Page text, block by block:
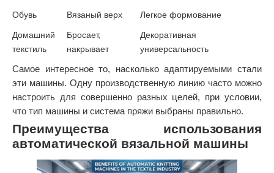
Обувь Вязаный верх Легкое формование
Домашний
текстиль
Бросает,
накрывает
Декоративная
универсальность
Самое интересное то, насколько адаптируемыми стали
эти машины. Одну производственную линию часто можно
настроить для совершенно разных целей, при условии,
что тип машины и система пряжи выбраны правильно.
Преимущества использования
автоматической вязальной машины